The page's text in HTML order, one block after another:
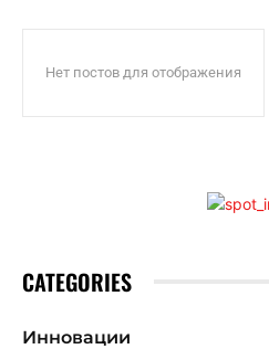
Нет постов для отображения
CATEGORIES
Инновации